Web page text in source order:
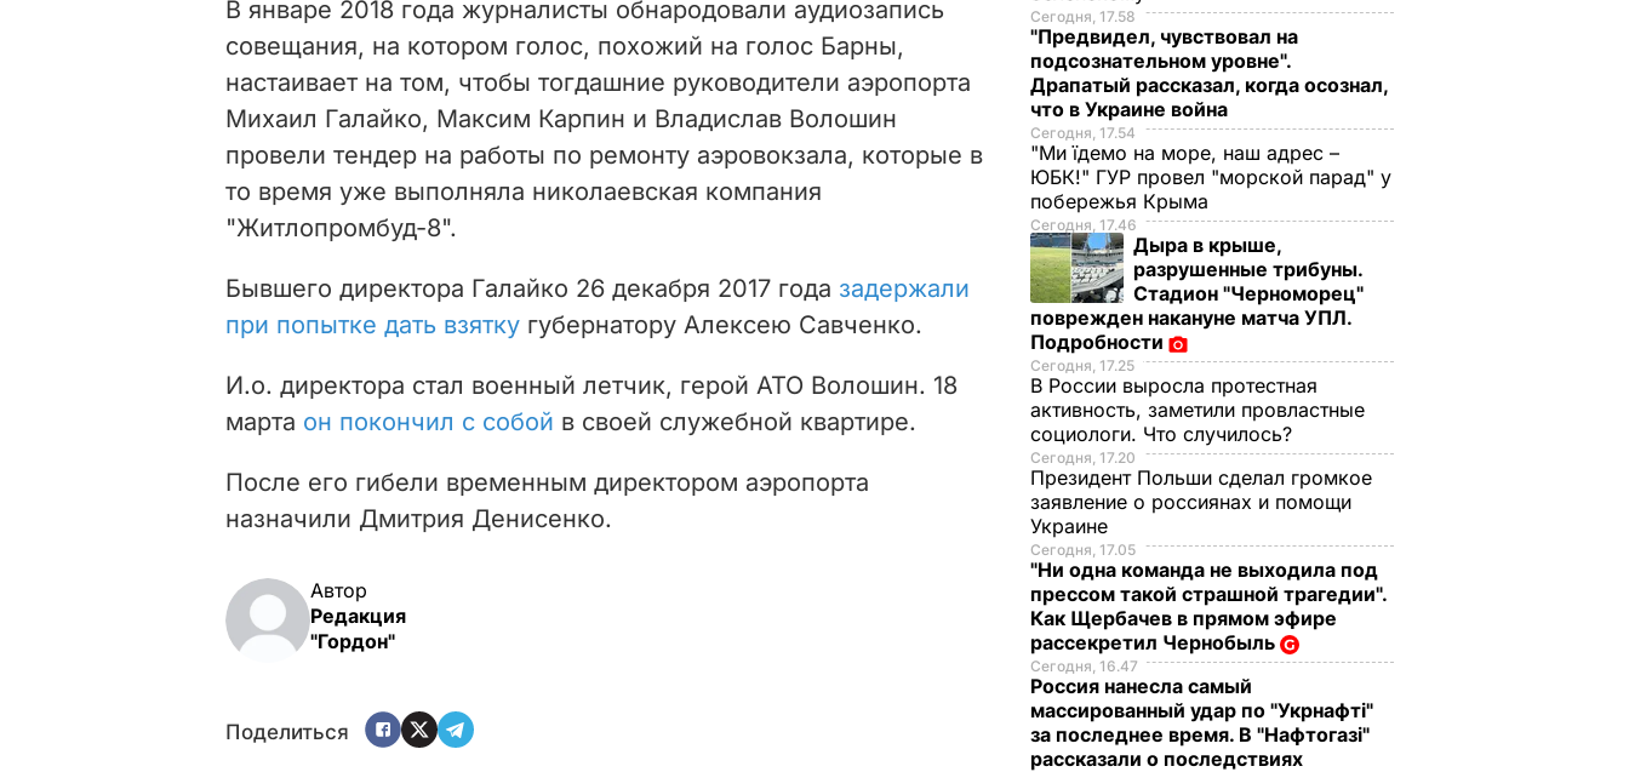
В январе 2018 года журналисты обнародовали аудиозапись
совещания, на котором голос, похожий на голос Барны,
настаивает на том, чтобы тогдашние руководители аэропорта
Михаил Галайко, Максим Карпин и Владислав Волошин
провели тендер на работы по ремонту аэровокзала, которые в
то время уже выполняла николаевская компания
"Житлопромбуд-8".
Бывшего директора Галайко 26 декабря 2017 года задержали
при попытке дать взятку губернатору Алексею Савченко.
И.о. директора стал военный летчик, герой АТО Волошин. 18
марта он покончил с собой в своей служебной квартире.
После его гибели временным директором аэропорта
назначили Дмитрия Денисенко.
Автор
Редакция
"Гордон"
Поделиться
Сегодня, 17.58
"Предвидел, чувствовал на
подсознательном уровне".
Драпатый рассказал, когда осознал,
что в Украине война
Сегодня, 17.54
"Ми їдемо на море, наш адрес –
ЮБК!" ГУР провел "морской парад" у
побережья Крыма
Сегодня, 17.46
Дыра в крыше,
разрушенные трибуны.
Стадион "Черноморец"
поврежден накануне матча УПЛ.
Подробности
Сегодня, 17.25
В России выросла протестная
активность, заметили провластные
социологи. Что случилось?
Сегодня, 17.20
Президент Польши сделал громкое
заявление о россиянах и помощи
Украине
Сегодня, 17.05
"Ни одна команда не выходила под
прессом такой страшной трагедии".
Как Щербачев в прямом эфире
рассекретил Чернобыль
Сегодня, 16.47
Россия нанесла самый
массированный удар по "Укрнафті"
за последнее время. В "Нафтогазі"
рассказали о последствиях